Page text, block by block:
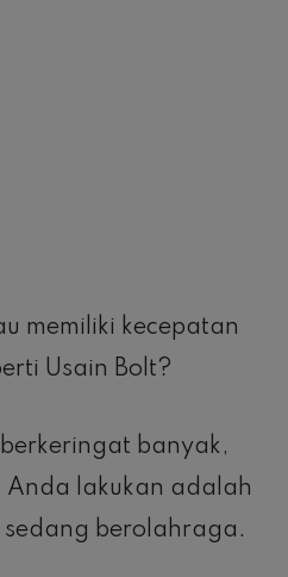
memiliki kecepatan
Usain Bolt?
banyak,
lakukan adalah
berolahraga.